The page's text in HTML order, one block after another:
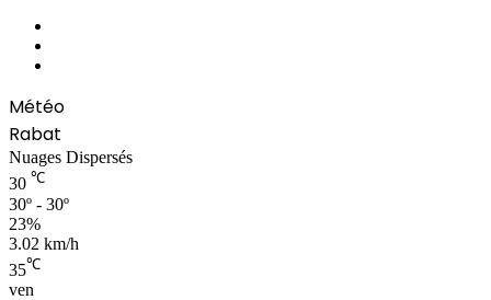
Météo
Rabat
Nuages Dispersés
30 ℃
30º - 30º
23%
3.02 km/h
35℃
ven